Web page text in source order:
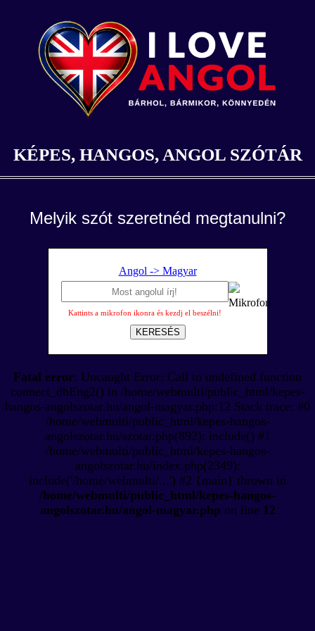
KÉPES, HANGOS, ANGOL SZÓTÁR
Melyik szót szeretnéd megtanulni?
Angol -> Magyar
Kattints a mikrofon ikonra és kezdj el beszélni!
KERESÉS
Fatal error: Uncaught Error: Call to undefined function
connect_dbEng2() in /home/webmulti/public_html/kepes-
hangos-angolszotar.hu/angol-magyar.php:12 Stack trace: #0
/home/webmulti/public_html/kepes-hangos-
angolszotar.hu/szotar.php(892): include() #1
/home/webmulti/public_html/kepes-hangos-
angolszotar.hu/index.php(2349):
include('/home/webmulti/...') #2 {main} thrown in
/home/webmulti/public_html/kepes-hangos-
angolszotar.hu/angol-magyar.php on line 12